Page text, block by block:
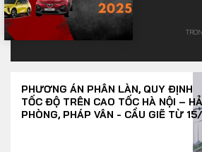
PHƯƠNG ÁN PHÂN LÀN, QUY ĐỊNH
TỐC ĐỘ TRÊN CAO TỐC HÀ NỘI –
PHÒNG, PHÁP VÂN - CẦU GIẼ TỪ